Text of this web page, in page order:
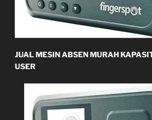
JUAL MESIN ABSEN MURAH
USER